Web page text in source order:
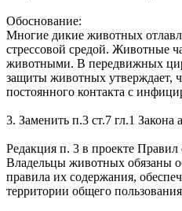
Обоснование:
Многие дикие животных
стрессовой средой. Животные
животными. В передвижных
защиты животных утверждает,
постоянного контакта с
3. Заменить п.3 ст.7 гл.1
Редакция п. 3 в проекте
Владельцы животных обязаны
правила их содержания,
территории общего